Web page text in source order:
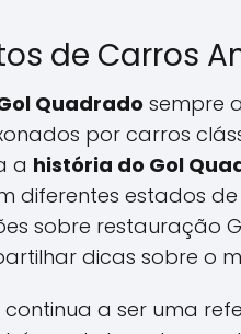
de Carros
Quadrado sempre
por carros
a história do Gol
diferentes estados
sobre restauração
dicas sobre o
continua a ser uma